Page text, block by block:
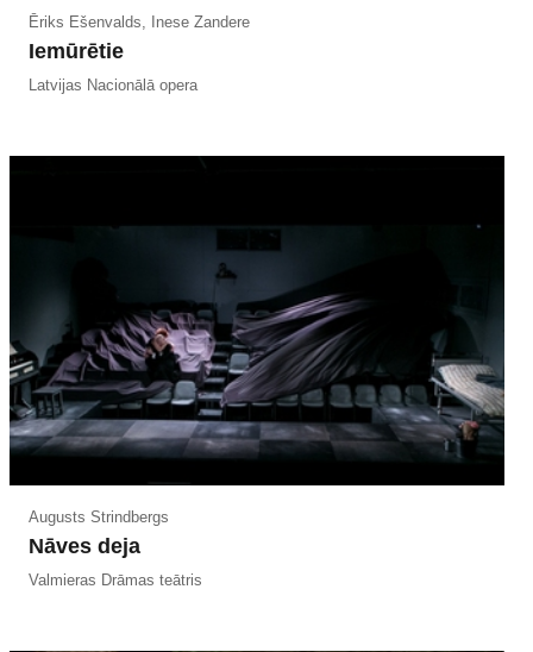
Ēriks Ešenvalds, Inese Zandere
Iemūrētie
Latvijas Nacionālā opera
Augusts Strindbergs
Nāves deja
Valmieras Drāmas teātris